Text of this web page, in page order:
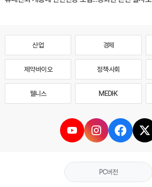
산업 경제
제약·바이오 정책·사회
웰니스 MEDI·K
PC버전